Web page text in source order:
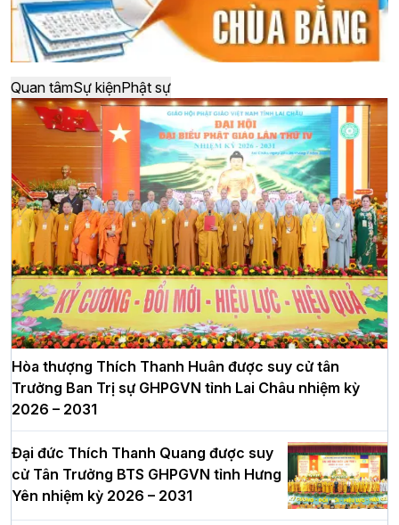
Quan tâmSự kiệnPhật sự
Hòa thượng Thích Thanh Huân được suy cử tân
Trưởng Ban Trị sự GHPGVN tỉnh Lai Châu nhiệm kỳ
2026 – 2031
Đại đức Thích Thanh Quang được suy
cử Tân Trưởng BTS GHPGVN tỉnh Hưng
Yên nhiệm kỳ 2026 – 2031